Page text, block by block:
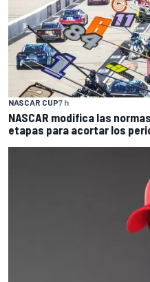
NASCAR CUP7 h
NASCAR modifica las
etapas para acortar los